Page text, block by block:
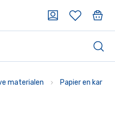
materialen Papier en karton